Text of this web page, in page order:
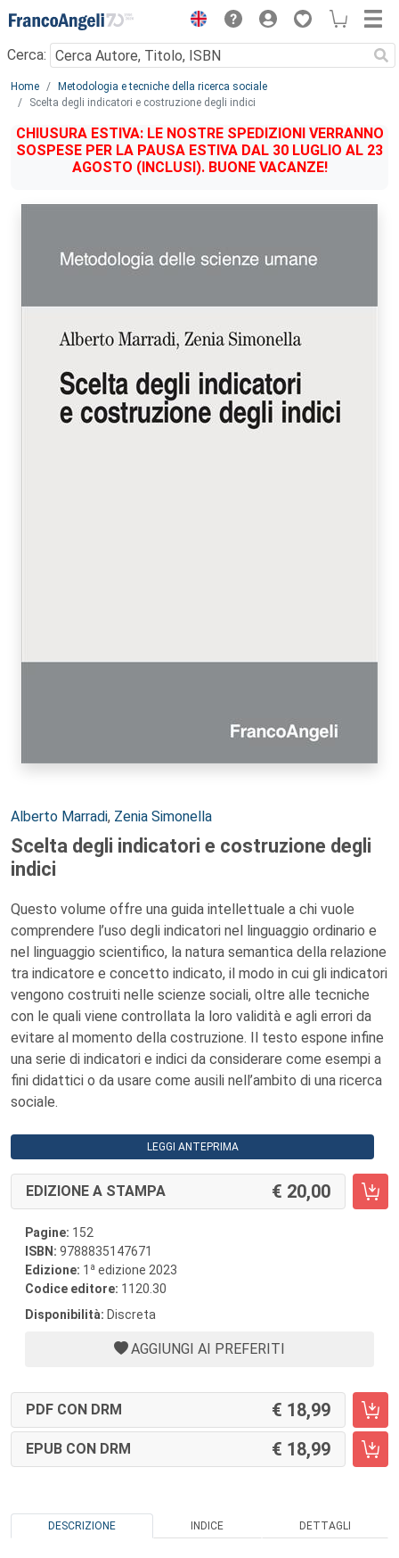
Menu
Cerca:
Main content
Home
Metodologia e tecniche della ricerca sociale
Scelta degli indicatori e costruzione degli indici
CHIUSURA ESTIVA: LE NOSTRE SPEDIZIONI VERRANNO
SOSPESE PER LA PAUSA ESTIVA DAL 30 LUGLIO AL 23
AGOSTO (INCLUSI). BUONE VACANZE!
Autori:
Alberto Marradi, Zenia Simonella
Scelta degli indicatori e costruzione degli
indici
Questo volume offre una guida intellettuale a chi vuole
comprendere l’uso degli indicatori nel linguaggio ordinario e
nel linguaggio scientifico, la natura semantica della relazione
tra indicatore e concetto indicato, il modo in cui gli indicatori
vengono costruiti nelle scienze sociali, oltre alle tecniche
con le quali viene controllata la loro validità e agli errori da
evitare al momento della costruzione. Il testo espone infine
una serie di indicatori e indici da considerare come esempi a
fini didattici o da usare come ausili nell’ambito di una ricerca
sociale.
LEGGI ANTEPRIMA
EDIZIONE A STAMPA 20,00
Pagine: 152
ISBN: 9788835147671
Edizione: 1 a edizione 2023
Codice editore: 1120.30
Disponibilità: Discreta
AGGIUNGI AI PREFERITI
PDF CON DRM 18,99
EPUB CON DRM 18,99
DESCRIZIONE INDICE DETTAGLI